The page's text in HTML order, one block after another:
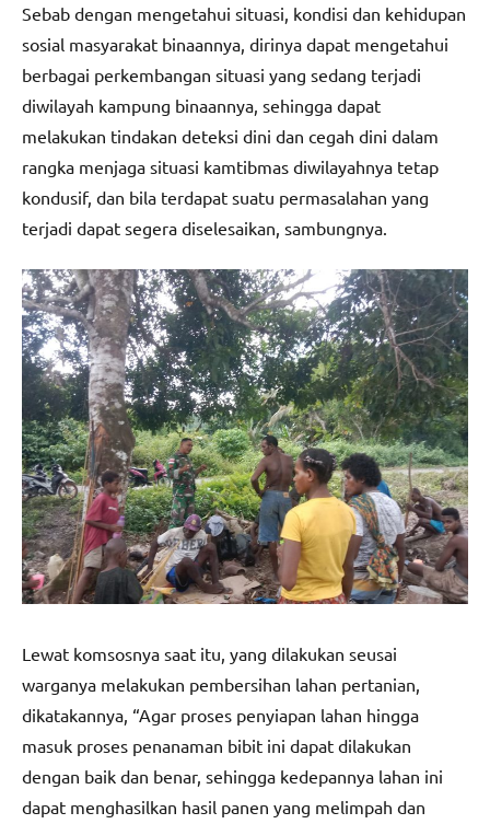
Sebab dengan mengetahui situasi, kondisi dan kehidupan
sosial masyarakat binaannya, dirinya dapat mengetahui
berbagai perkembangan situasi yang sedang terjadi
diwilayah kampung binaannya, sehingga dapat
melakukan tindakan deteksi dini dan cegah dini dalam
rangka menjaga situasi kamtibmas diwilayahnya tetap
kondusif, dan bila terdapat suatu permasalahan yang
terjadi dapat segera diselesaikan, sambungnya.
Lewat komsosnya saat itu, yang dilakukan seusai
warganya melakukan pembersihan lahan pertanian,
dikatakannya, “Agar proses penyiapan lahan hingga
masuk proses penanaman bibit ini dapat dilakukan
dengan baik dan benar, sehingga kedepannya lahan ini
dapat menghasilkan hasil panen yang melimpah dan